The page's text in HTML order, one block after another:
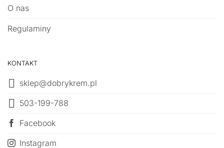
O nas
Regulaminy
KONTAKT
sklep@dobrykrem.pl
503-199-788
Facebook
Instagram